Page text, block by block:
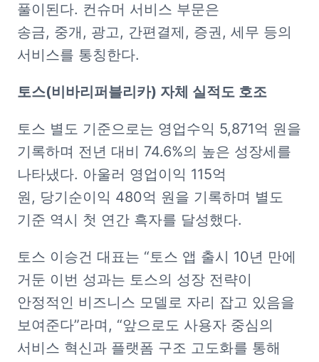
풀이된다. 컨슈머 서비스 부문은
송금, 중개, 광고, 간편결제, 증권, 세무 등의
서비스를 통칭한다.
토스(비바리퍼블리카) 자체 실적도 호조
토스 별도 기준으로는 영업수익 5,871억 원을
기록하며 전년 대비 74.6%의 높은 성장세를
나타냈다. 아울러 영업이익 115억
원, 당기순이익 480억 원을 기록하며 별도
기준 역시 첫 연간 흑자를 달성했다.
토스 이승건 대표는 “토스 앱 출시 10년 만에
거둔 이번 성과는 토스의 성장 전략이
안정적인 비즈니스 모델로 자리 잡고 있음을
보여준다”라며, “앞으로도 사용자 중심의
서비스 혁신과 플랫폼 구조 고도화를 통해